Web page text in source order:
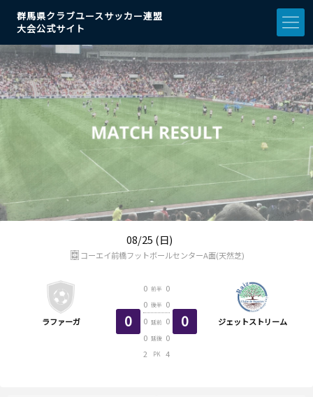
群馬県クラブユースサッカー連盟
大会公式サイト
08/25 (日)
ラファーガ 0
0 前半
0
0 後半
0
0 延前
0
0 延後 0
2
PK 4
0 ジェットストリーム
コーエイ前橋フットボールセンターA面(天然芝)